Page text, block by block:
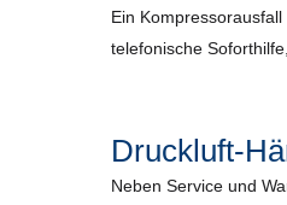
Ein
telefonische
Druckluft-
Neben Service und